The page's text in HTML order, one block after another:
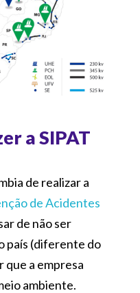
a SIPAT
de realizar a
de Acidentes
de não ser
país (diferente do
que a empresa
ambiente.